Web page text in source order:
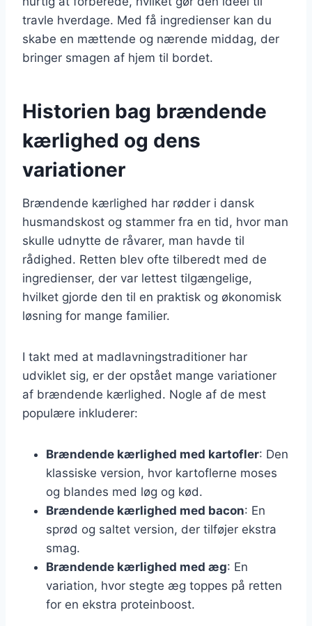
travle hverdage. Med få ingredienser kan du
skabe en mættende og nærende middag, der
bringer smagen af hjem til bordet.
Historien bag brændende
kærlighed og dens
variationer
Brændende kærlighed har rødder i dansk
husmandskost og stammer fra en tid, hvor man
skulle udnytte de råvarer, man havde til
rådighed. Retten blev ofte tilberedt med de
ingredienser, der var lettest tilgængelige,
hvilket gjorde den til en praktisk og økonomisk
løsning for mange familier.
I takt med at madlavningstraditioner har
udviklet sig, er der opstået mange variationer
af brændende kærlighed. Nogle af de mest
populære inkluderer:
Brændende kærlighed med kartofler: Den
klassiske version, hvor kartoflerne moses
og blandes med løg og kød.
Brændende kærlighed med bacon: En
sprød og saltet version, der tilføjer ekstra
smag.
Brændende kærlighed med æg: En
variation, hvor stegte æg toppes på retten
for en ekstra proteinboost.